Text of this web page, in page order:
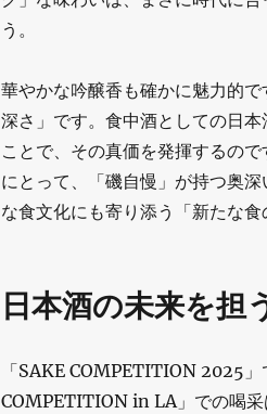
う。
華やかな吟醸香も確かに魅力的
深さ」です。食中酒としての日
ことで、その真価を発揮するの
にとって、「磯自慢」が持つ奥
な食文化にも寄り添う「新たな
日本酒の未来を担
「SAKE COMPETITION 2025
COMPETITION in LA」での喝